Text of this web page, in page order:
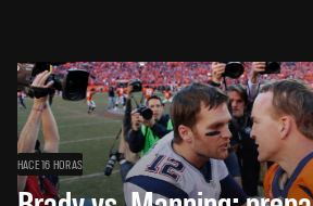
HACE 16 HORAS